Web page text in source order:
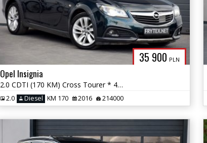
35 900 PLN
Opel Insignia
2.0 CDTI (170 KM) Cross Tourer * 4x4 * Panorama * Xenon * El. Klapa *
2.0 Diesel KM 170 2016 214000